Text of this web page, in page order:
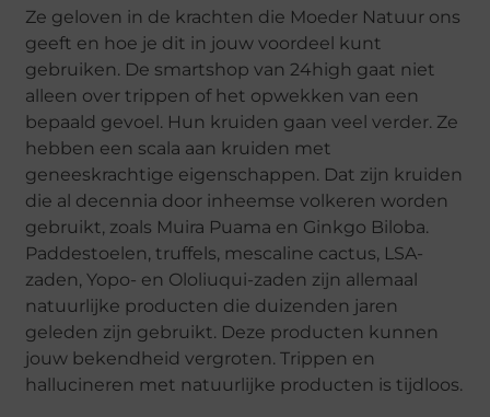
Ze geloven in de krachten die Moeder Natuur ons
geeft en hoe je dit in jouw voordeel kunt
gebruiken. De smartshop van 24high gaat niet
alleen over trippen of het opwekken van een
bepaald gevoel. Hun kruiden gaan veel verder. Ze
hebben een scala aan kruiden met
geneeskrachtige eigenschappen. Dat zijn kruiden
die al decennia door inheemse volkeren worden
gebruikt, zoals Muira Puama en Ginkgo Biloba.
Paddestoelen, truffels, mescaline cactus, LSA-
zaden, Yopo- en Ololiuqui-zaden zijn allemaal
natuurlijke producten die duizenden jaren
geleden zijn gebruikt. Deze producten kunnen
jouw bekendheid vergroten. Trippen en
hallucineren met natuurlijke producten is tijdloos.